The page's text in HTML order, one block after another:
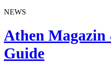
NEWS
Athen Magazin
Guide